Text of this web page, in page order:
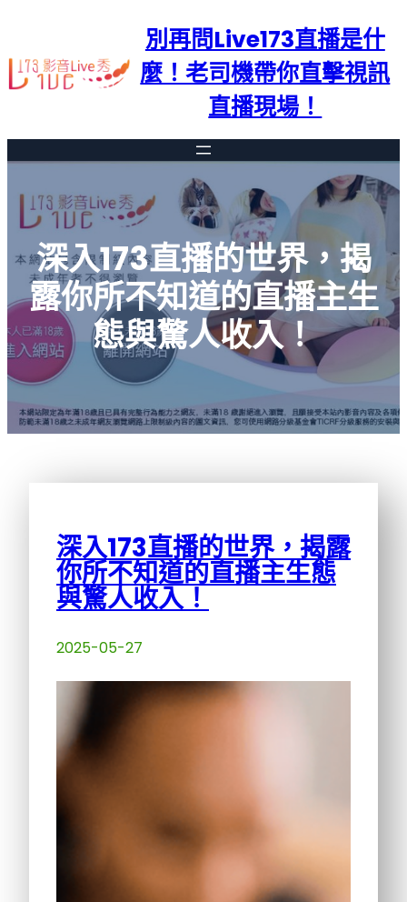
主
要
別再問Live173直播是什
麼！老司機帶你直擊視訊
直播現場！
深入173直播的世界，揭
露你所不知道的直播主生
態與驚人收入！
深入173直播的世界，揭露
你所不知道的直播主生態
與驚人收入！
2025-05-27